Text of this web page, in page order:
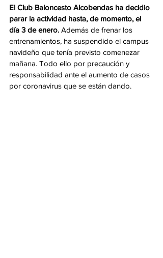
El Club Baloncesto Alcobendas ha decidio
parar la actividad hasta, de momento, el
día 3 de enero. Además de frenar los
entrenamientos, ha suspendido el campus
navideño que tenía previsto comenezar
mañana. Todo ello por precaución y
responsabilidad ante el aumento de casos
por coronavirus que se están dando.